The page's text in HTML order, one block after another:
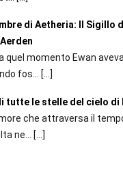
di Aetheria: Il Sigillo
Aerden
quel momento Ewan
fos... […]
tutte le stelle del cielo di
che attraversa il
ne...
[…]